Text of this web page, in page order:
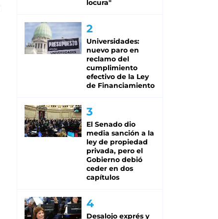
locura"
Universidades:
nuevo paro en
reclamo del
cumplimiento
efectivo de la Ley
de Financiamiento
El Senado dio
media sanción a la
ley de propiedad
privada, pero el
Gobierno debió
ceder en dos
capítulos
Desalojo exprés y